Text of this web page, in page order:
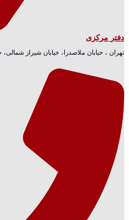
دفتر مرکزی
تهران ، خیابان ملاصدرا، خیابان شیراز شمالی،